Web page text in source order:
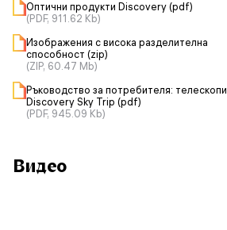
Оптични продукти Discovery (pdf)
(PDF, 911.62 Kb)
Изображения с висока разделителна
способност (zip)
(ZIP, 60.47 Mb)
Ръководство за потребителя: телескопи
Discovery Sky Trip (pdf)
(PDF, 945.09 Kb)
Видео